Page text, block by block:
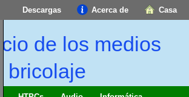
Casa
Acerca de
Descargas
de los medios
bricolaje